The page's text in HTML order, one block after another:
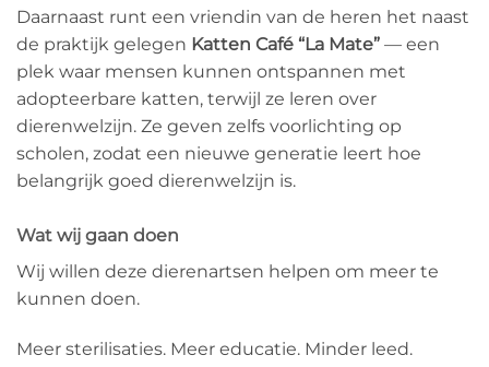
Daarnaast runt een vriendin van de heren het naast
de praktijk gelegen Katten Café “La Mate” — een
plek waar mensen kunnen ontspannen met
adopteerbare katten, terwijl ze leren over
dierenwelzijn. Ze geven zelfs voorlichting op
scholen, zodat een nieuwe generatie leert hoe
belangrijk goed dierenwelzijn is.
Wat wij gaan doen
Wij willen deze dierenartsen helpen om meer te
kunnen doen.
Meer sterilisaties. Meer educatie. Minder leed.